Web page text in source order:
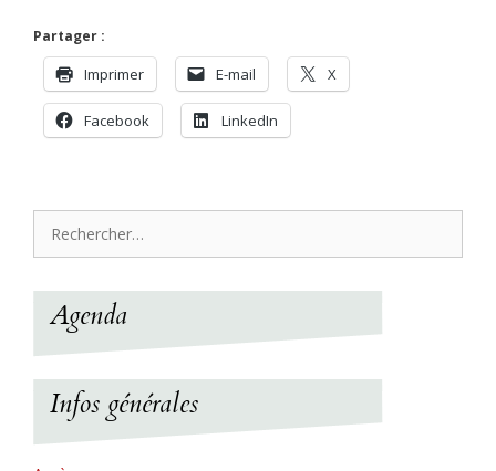
Partager :
Imprimer E-mail X
Facebook LinkedIn
Agenda
Infos générales